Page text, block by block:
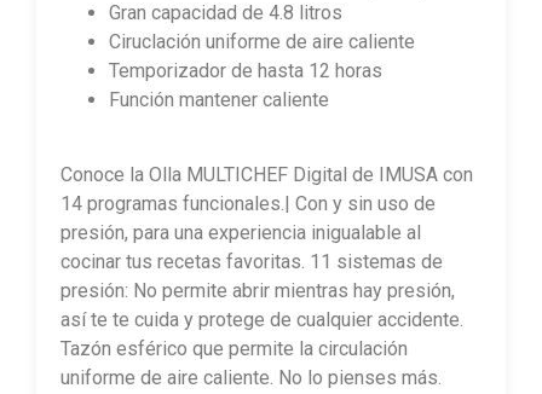
Gran capacidad de 4.8 litros
Ciruclación uniforme de aire caliente
Temporizador de hasta 12 horas
Función mantener caliente
Conoce la Olla MULTICHEF Digital de IMUSA con
14 programas funcionales.| Con y sin uso de
presión, para una experiencia inigualable al
cocinar tus recetas favoritas. 11 sistemas de
presión: No permite abrir mientras hay presión,
así te te cuida y protege de cualquier accidente.
Tazón esférico que permite la circulación
uniforme de aire caliente. No lo pienses más.